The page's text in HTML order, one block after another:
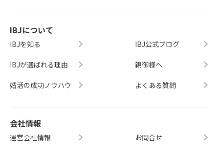
IBJについて
IBJを知る
IBJが選ばれる理由
婚活の成功ノウハウ
IBJ公式ブログ
親御様へ
よくある質問
会社情報
運営会社情報 お問合せ